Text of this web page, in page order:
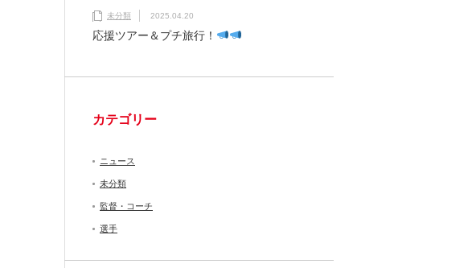
未分類 2025.04.20
応援ツアー＆プチ旅行！
カテゴリー
ニュース
未分類
監督・コーチ
選手